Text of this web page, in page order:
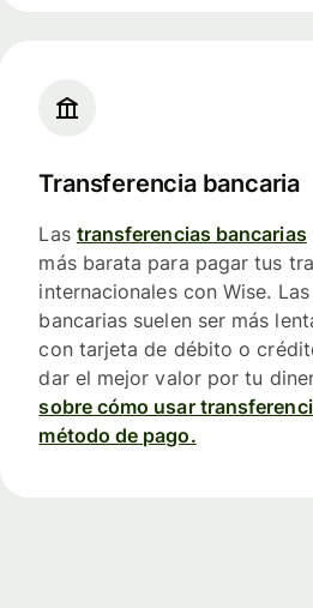
Transferencia bancaria
Las transferencias bancarias
más barata para pagar tus
internacionales con Wise.
bancarias suelen ser más
con tarjeta de débito o
dar el mejor valor por tu
sobre cómo usar
método de pago.